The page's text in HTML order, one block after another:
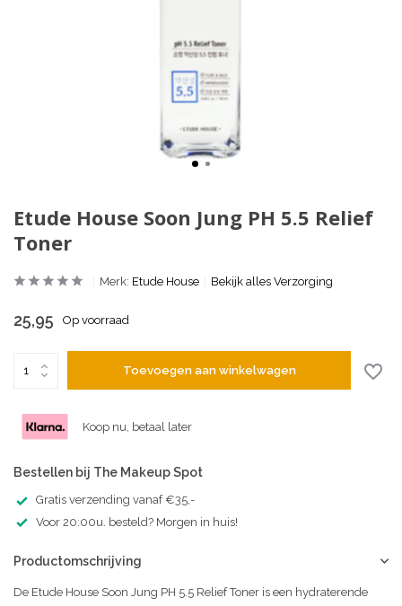
Etude House Soon Jung PH 5.5 Relief
Toner
Merk: Etude House Bekijk alles Verzorging
25,95 Op voorraad
Toevoegen aan winkelwagen
Koop nu, betaal later
Bestellen bij The Makeup Spot
Gratis verzending vanaf €35,-
Voor 20:00u. besteld? Morgen in huis!
Productomschrijving
De Etude House Soon Jung PH 5.5 Relief Toner is een hydraterende